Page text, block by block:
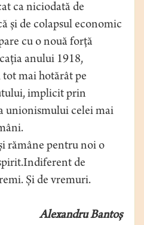
ca niciodată de
și de colapsul economic
cu o nouă forță
anului 1918,
mai hotărât pe
implicit prin
unionismului celei mai
rămâne pentru noi o
de
Și de vremuri.
Alexandru Bantoș